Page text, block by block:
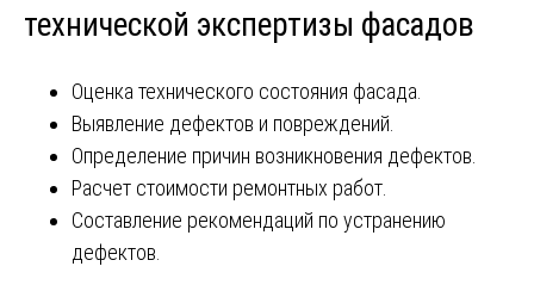
технической экспертизы фасадов
Оценка технического состояния фасада.
Выявление дефектов и повреждений.
Определение причин возникновения дефектов.
Расчет стоимости ремонтных работ.
Составление рекомендаций по устранению
дефектов.